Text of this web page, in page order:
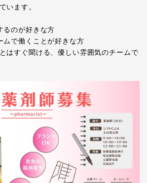
います。
るのが好きな方
ムで働くことが好きな方
はすぐ聞ける、優しい雰囲気のチームで